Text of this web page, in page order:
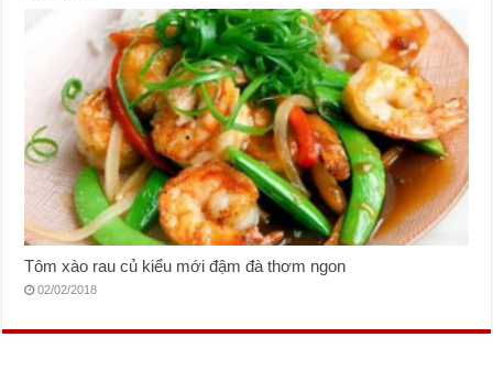
Tôm xào rau củ kiểu mới đậm đà thơm ngon
02/02/2018